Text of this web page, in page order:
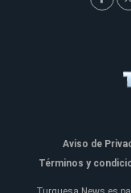
Aviso de
Términos y